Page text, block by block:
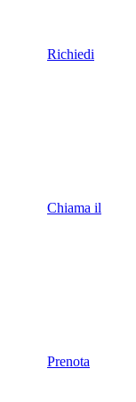
Richiedi
Chiama il
Prenota